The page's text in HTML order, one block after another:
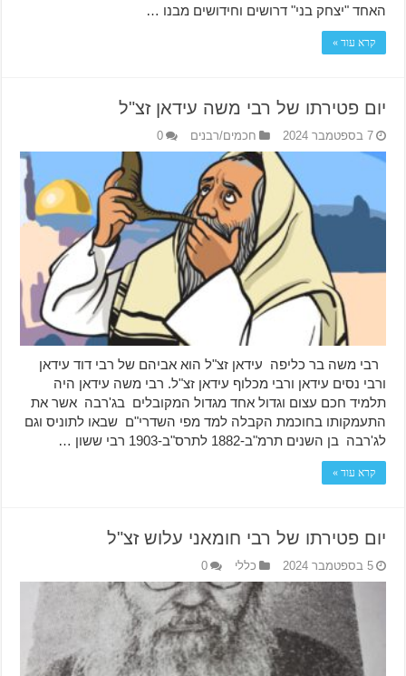
האחד "יצחק בני" דרושים וחידושים מבנו …
קרא עוד »
יום פטירתו של רבי משה עידאן זצ"ל
7 בספטמבר 2024 חכמים/רבנים 0
רבי משה בר כליפה עידאן זצ"ל הוא אביהם של רבי דוד עידאן
ורבי נסים עידאן ורבי מכלוף עידאן זצ"ל. רבי משה עידאן היה
תלמיד חכם עצום וגדול אחד מגדול המקובלים בג'רבה אשר את
התעמקותו בחוכמת הקבלה למד מפי השדרי"ם שבאו לתוניס וגם
לג'רבה בן השנים תרמ"ב-1882 לתרס"ב-1903 רבי ששון …
קרא עוד »
יום פטירתו של רבי חומאני עלוש זצ"ל
5 בספטמבר 2024 כללי 0